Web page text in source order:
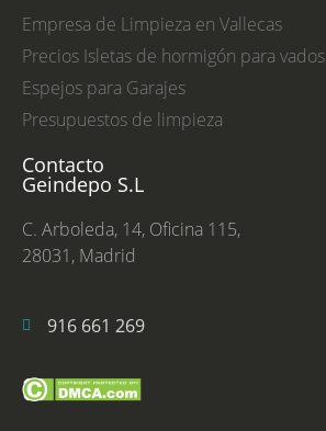
Empresa de Limpieza en Vallecas
Precios Isletas de hormigón para vados
Espejos para Garajes
Presupuestos de limpieza
Contacto
Geindepo S.L
C. Arboleda, 14, Oficina 115,
28031, Madrid
916 661 269